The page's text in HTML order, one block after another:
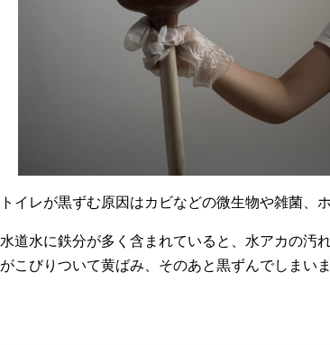
トイレが黒ずむ原因はカビなどの微生物や雑菌、
水道水に鉄分が多く含まれていると、水アカの汚
がこびりついて黄ばみ、そのあと黒ずんでしまいま